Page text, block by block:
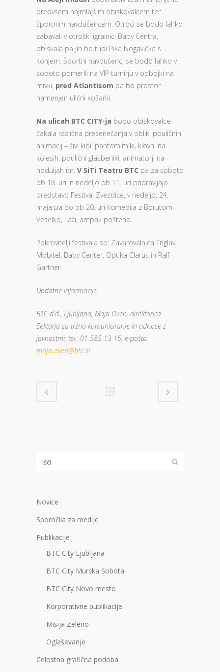
predvsem najmlajšim obiskovalcem ter
športnim navdušencem. Otroci se bodo lahko
zabavali v otroški igralnici Baby Centra,
obiskala pa jih bo tudi Pika Nogavička s
konjem. Športni navdušenci se bodo lahko v
soboto pomerili na VIP turnirju v odbojki na
mivki, pred Atlantisom pa bo prostor
namenjen ulični košarki.
Na ulicah BTC CITY-ja bodo obiskovalce
čakala različna presenečanja v obliki pouličnih
animacij – živi kipi, pantomimiki, klovni na
kolesih, poulični glasbeniki, animatorji na
hoduljah itn. V SiTi Teatru BTC pa za soboto
ob 18. uri in nedeljo ob 11. uri pripravljajo
predstavo Festival Zvezdice, v nedeljo, 24.
maja pa bo ob 20. uri komedija z Borutom
Veselko, Laži, ampak pošteno.
Pokrovitelji festivala so: Zavarovalnica Triglav,
Mobitel, Baby Center, Optika Clarus in Ralf
Gartner.
Dodatne informacije:
BTC d.d., Ljubljana, Maja Oven, direktorica
Sektorja za tržno komuniciranje in odnose z
javnostmi; tel.: 01 585 13 15, e-pošta:
maja.oven@btc.si
Novice
Sporočila za medije
Publikacije
BTC City Ljubljana
BTC City Murska Sobota
BTC City Novo mesto
Korporativne publikacije
Misija Zeleno
Oglaševanje
Celostna grafična podoba